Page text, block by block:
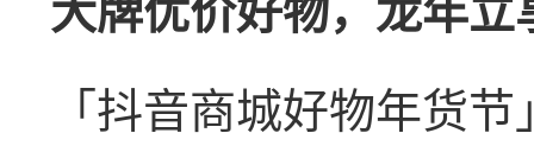
「抖音商城好物年货